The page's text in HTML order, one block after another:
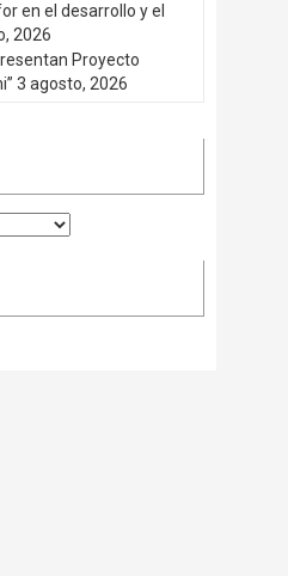
en el desarrollo y el
2026
Proyecto
3 agosto, 2026